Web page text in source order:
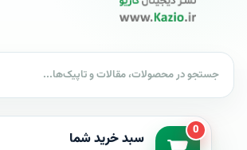
0 سبد خرید شما